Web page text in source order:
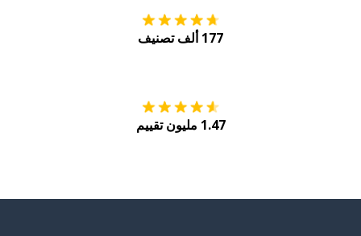
177 ألف تصنيف
1.47 مليون تقييم